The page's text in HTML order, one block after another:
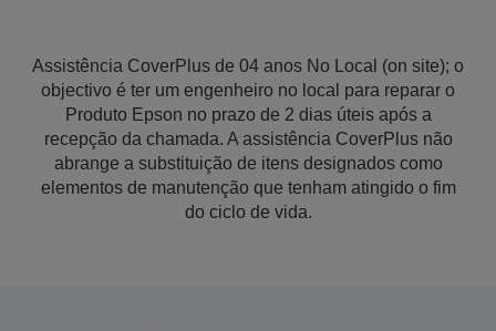
Assistência CoverPlus de 04 anos No Local (on site); o
objectivo é ter um engenheiro no local para reparar o
Produto Epson no prazo de 2 dias úteis após a
recepção da chamada. A assistência CoverPlus não
abrange a substituição de itens designados como
elementos de manutenção que tenham atingido o fim
do ciclo de vida.